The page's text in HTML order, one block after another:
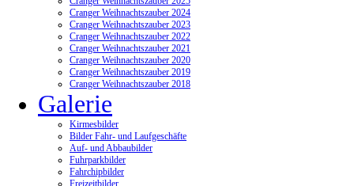
Cranger Weihnachtszauber 2024
Cranger Weihnachtszauber 2023
Cranger Weihnachtszauber 2022
Cranger Weihnachtszauber 2021
Cranger Weihnachtszauber 2020
Cranger Weihnachtszauber 2019
Cranger Weihnachtszauber 2018
Galerie
Kirmesbilder
Bilder Fahr- und Laufgeschäfte
Auf- und Abbaubilder
Fuhrparkbilder
Fahrchipbilder
Freizeitbilder